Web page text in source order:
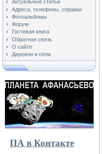
Актуальные статьи
Адреса, телефоны, справки
Фотоальбомы
Форум
Гостевая книга
Обратная связь
О сайте
Деревни и сёла
ПА в Контакте